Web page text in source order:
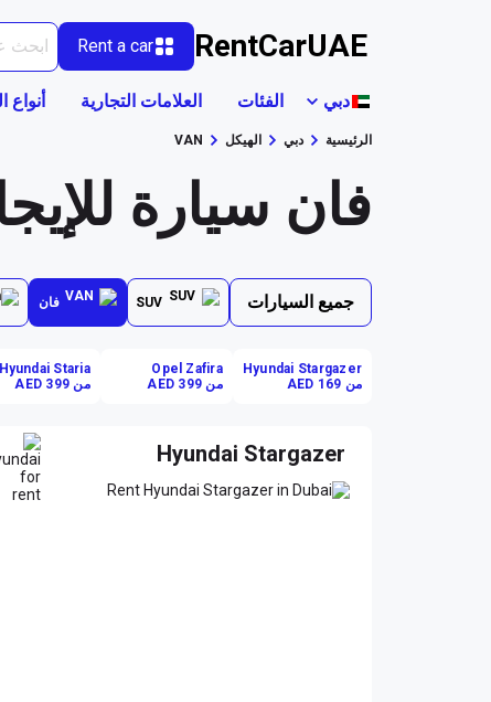
RentCarUAE
Rent a car
دبي الفئات العلامات التجارية أنواع
الرئيسية دبي الهيكل VAN
فان سيارة
جميع السيارات SUV فان
Hyundai Stargazer
من AED 169
Opel Zafira
من AED 399
Hyundai Staria
من AED 399
Hyundai Stargazer